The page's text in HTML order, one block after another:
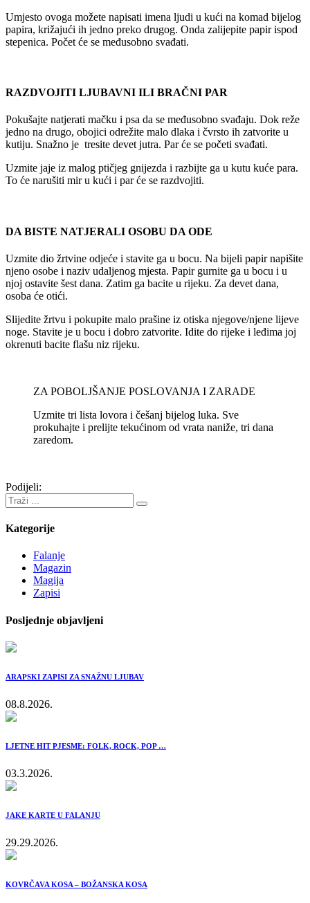
Umjesto ovoga možete napisati imena ljudi u kući na komad bijelog
papira, križajući ih jedno preko drugog. Onda zalijepite papir ispod
stepenica. Počet će se međusobno svađati.
RAZDVOJITI LJUBAVNI ILI BRAČNI PAR
Pokušajte natjerati mačku i psa da se međusobno svađaju. Dok reže
jedno na drugo, obojici odrežite malo dlaka i čvrsto ih zatvorite u
kutiju. Snažno je tresite devet jutra. Par će se početi svađati.
Uzmite jaje iz malog ptičjeg gnijezda i razbijte ga u kutu kuće para.
To će narušiti mir u kući i par će se razdvojiti.
DA BISTE NATJERALI OSOBU DA ODE
Uzmite dio žrtvine odjeće i stavite ga u bocu. Na bijeli papir napišite
njeno osobe i naziv udaljenog mjesta. Papir gurnite ga u bocu i u
njoj ostavite šest dana. Zatim ga bacite u rijeku. Za devet dana,
osoba će otići.
Slijedite žrtvu i pokupite malo prašine iz otiska njegove/njene lijeve
noge. Stavite je u bocu i dobro zatvorite. Idite do rijeke i leđima joj
okrenuti bacite flašu niz rijeku.
ZA POBOLJŠANJE POSLOVANJA I ZARADE
Uzmite tri lista lovora i češanj bijelog luka. Sve
prokuhajte i prelijte tekućinom od vrata naniže, tri dana
zaredom.
Podijeli:
Kategorije
Falanje
Magazin
Magija
Zapisi
Posljednje objavljeni
ARAPSKI ZAPISI ZA SNAŽNU LJUBAV
08.8.2026.
LJETNE HIT PJESME: FOLK, ROCK, POP …
03.3.2026.
JAKE KARTE U FALANJU
29.29.2026.
KOVRČAVA KOSA – BOŽANSKA KOSA